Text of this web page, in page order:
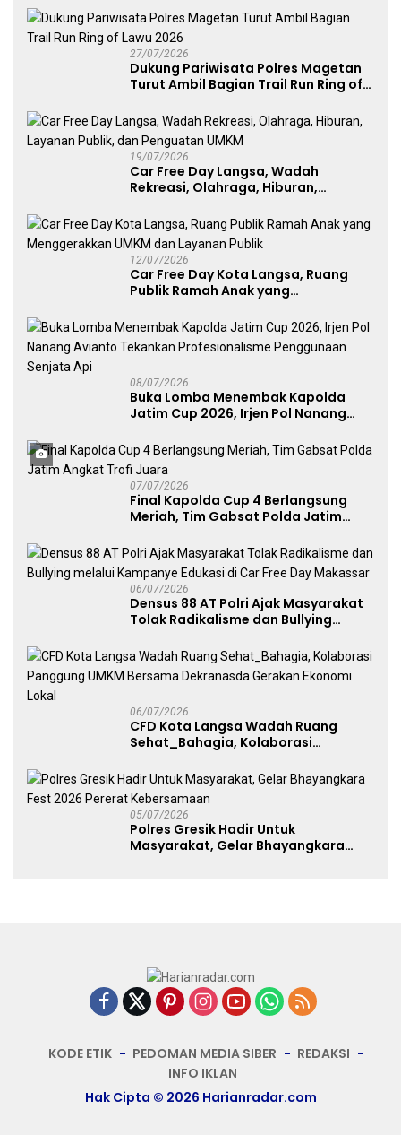
27/07/2026
Dukung Pariwisata Polres Magetan
Turut Ambil Bagian Trail Run Ring of
19/07/2026
Car Free Day Langsa, Wadah
Rekreasi, Olahraga, Hiburan,
UMKM
12/07/2026
Car Free Day Kota Langsa, Ruang
Publik Ramah Anak yang
Publik
08/07/2026
Buka Lomba Menembak Kapolda
Jatim Cup 2026, Irjen Pol Nanang
Penggunaan Senjata Api
07/07/2026
Final Kapolda Cup 4 Berlangsung
Meriah, Tim Gabsat Polda Jatim
06/07/2026
Densus 88 AT Polri Ajak Masyarakat
Tolak Radikalisme dan Bullying
Free Day Makassar
06/07/2026
CFD Kota Langsa Wadah Ruang
Sehat_Bahagia, Kolaborasi
Dekranasda Gerakan Ekonomi Lokal
05/07/2026
Polres Gresik Hadir Untuk
Masyarakat, Gelar Bhayangkara
KODE ETIK PEDOMAN MEDIA SIBER
REDAKSI
INFO IKLAN
Hak Cipta © 2026 Harianradar.com